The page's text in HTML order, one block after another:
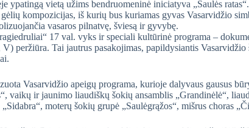
ypatingą vietą užims bendruomeninė iniciatyva „Saulės
kompozicijas, iš kurių bus kuriamas gyvas Vasarvidžio
vasaros pilnatvę, šviesą ir gyvybę.
17 val. vyks ir speciali kultūrinė programa –
peržiūra. Tai jautrus pasakojimas, papildysiantis
Vasarvidžio apeigų programa, kurioje dalyvaus gausus
vaikų ir jaunimo liaudiškų šokių ansamblis „Grandinėlė“,
moterų šokių grupė „Saulėgrąžos“, mišrus choras